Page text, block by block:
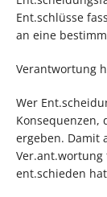
Ent.schlüsse
an eine
Verantwortung
Wer
Konsequenzen,
ergeben. Damit
ent.schieden